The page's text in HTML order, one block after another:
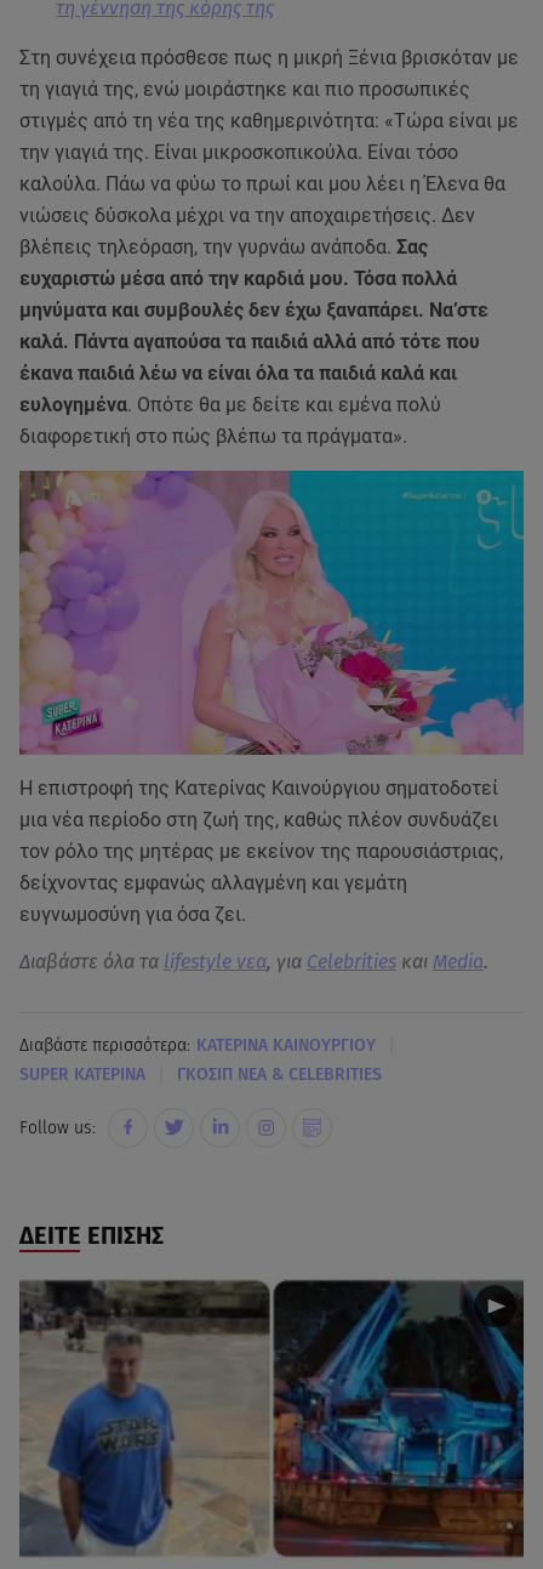
τη γέννηση της κόρης της
Στη συνέχεια πρόσθεσε πως η μικρή Ξένια βρισκόταν με
τη γιαγιά της, ενώ μοιράστηκε και πιο προσωπικές
στιγμές από τη νέα της καθημερινότητα: «Τώρα είναι με
την γιαγιά της. Είναι μικροσκοπικούλα. Είναι τόσο
καλούλα. Πάω να φύω το πρωί και μου λέει η Έλενα θα
νιώσεις δύσκολα μέχρι να την αποχαιρετήσεις. Δεν
βλέπεις τηλεόραση, την γυρνάω ανάποδα. Σας
ευχαριστώ μέσα από την καρδιά μου. Τόσα πολλά
μηνύματα και συμβουλές δεν έχω ξαναπάρει. Να’στε
καλά. Πάντα αγαπούσα τα παιδιά αλλά από τότε που
έκανα παιδιά λέω να είναι όλα τα παιδιά καλά και
ευλογημένα. Οπότε θα με δείτε και εμένα πολύ
διαφορετική στο πώς βλέπω τα πράγματα».
Η επιστροφή της Κατερίνας Καινούργιου σηματοδοτεί
μια νέα περίοδο στη ζωή της, καθώς πλέον συνδυάζει
τον ρόλο της μητέρας με εκείνον της παρουσιάστριας,
δείχνοντας εμφανώς αλλαγμένη και γεμάτη
ευγνωμοσύνη για όσα ζει.
Διαβάστε όλα τα lifestyle νεα, για Celebrities και Media.
Διαβάστε περισσότερα: KΑΤΕΡΙΝΑ ΚΑΙΝΟΥΡΓΙΟΥ
SUPER ΚΑΤΕΡΙΝΑ ΓΚΟΣΙΠ ΝΕΑ & CELEBRITIES
Follow us:
ΔΕΙΤΕ ΕΠΙΣΗΣ